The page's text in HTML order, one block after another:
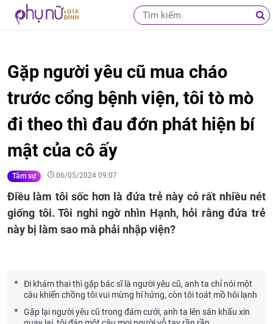
Gặp người yêu cũ mua cháo
trước cổng bệnh viện, tôi tò mò
đi theo thì đau đớn phát hiện bí
mật của cô ấy
Tâm sự 06/05/2024 09:07
Điều làm tôi sốc hơn là đứa trẻ này có rất nhiều nét
giống tôi. Tôi nghi ngờ nhìn Hạnh, hỏi rằng đứa trẻ
này bị làm sao mà phải nhập viện?
Đi khám thai thì gặp bác sĩ là người yêu cũ, anh ta chỉ nói một
câu khiến chồng tôi vui mừng hí hửng, còn tôi toát mồ hôi lạnh
Gặp lại người yêu cũ trong đám cưới, anh ta lên sân khấu xin